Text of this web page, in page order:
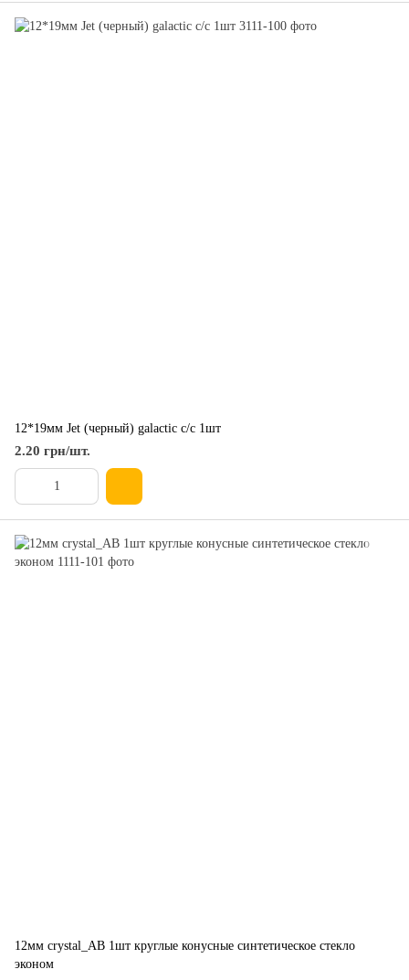
12*19мм Jet (черный) galactic с/с 1шт
2.20 грн/шт.
12мм crystal_AB 1шт круглые конусные синтетическое стекло
эконом